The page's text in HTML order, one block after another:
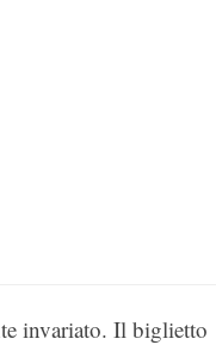
invariato. Il biglietto